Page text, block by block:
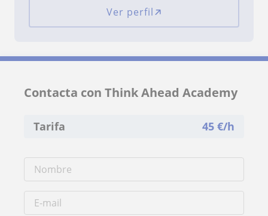
Ver perfil
Contacta con Think Ahead Academy
Tarifa 45 €/h